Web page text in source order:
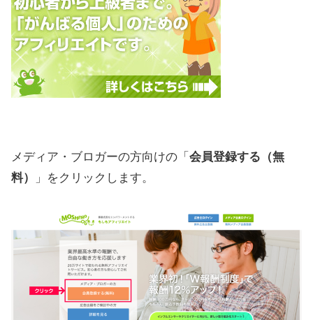
メディア・ブロガーの方向けの「 会員登録する（無
料）
」をクリックします。